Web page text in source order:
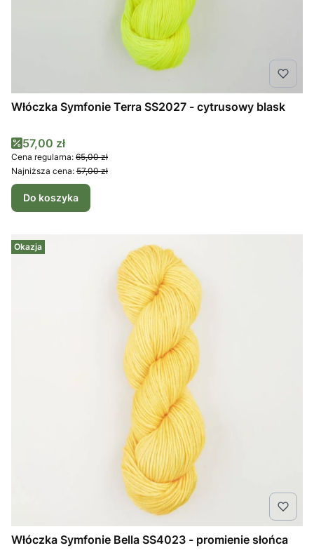
Włóczka Symfonie Terra SS2027 - cytrusowy blask
Cena promocyjna
57,00 zł
Cena regularna: 65,00 zł
Najniższa cena: 57,00 zł
Do koszyka
Okazja
Włóczka Symfonie Bella SS4023 - promienie słońca